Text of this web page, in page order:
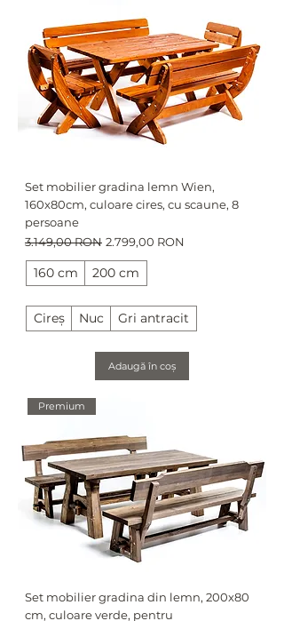
Set mobilier gradina lemn Wien,
160x80cm, culoare cires, cu scaune, 8
persoane
Preț normal
3.149,00 RON Preț redus
2.799,00 RON
160 cm 200 cm
Cireș Nuc Gri antracit
Adaugă în coș
Premium
Set mobilier gradina din lemn, 200x80
cm, culoare verde, pentru